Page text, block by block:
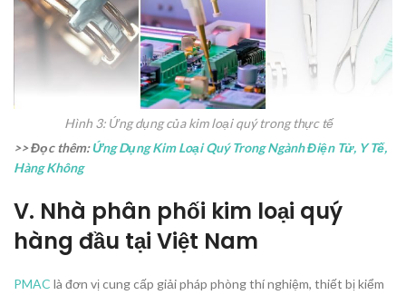
Hình 3: Ứng dụng của kim loại quý trong thực tế
>> Đọc thêm:Ứng Dụng Kim Loại Quý Trong Ngành Điện Tử, Y Tế,
Hàng Không
V. Nhà phân phối kim loại quý
hàng đầu tại Việt Nam
PMAC là đơn vị cung cấp giải pháp phòng thí nghiệm, thiết bị kiểm